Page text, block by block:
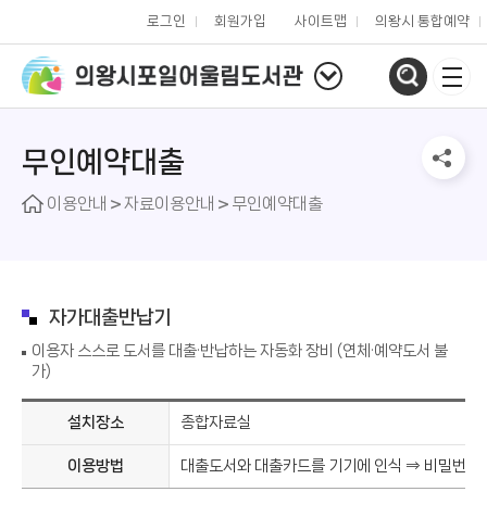
로그인 회원가입 사이트맵 의왕시 통합예약
무인예약대출
이용안내 자료이용안내 무인예약대출
자가대출반납기
이용자 스스로 도서를 대출·반납하는 자동화 장비 (연체·예약도서 불
가)
설치장소 종합자료실
이용방법 대출도서와 대출카드를 기기에 인식 ⇒ 비밀번